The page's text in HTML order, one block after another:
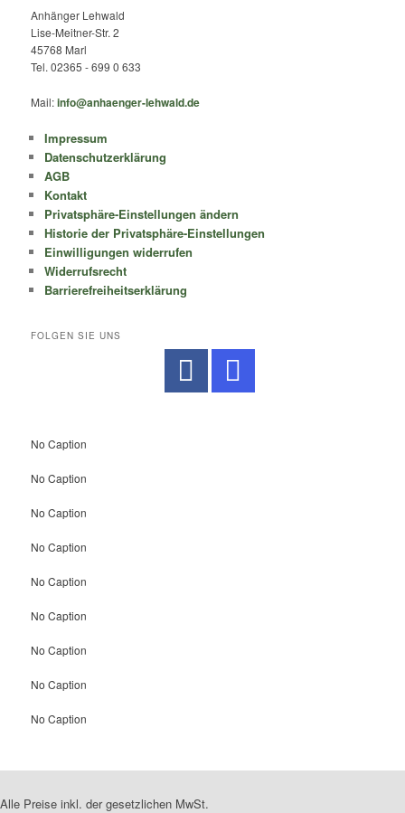
Anhänger Lehwald
Lise-Meitner-Str. 2
45768 Marl
Tel. 02365 - 699 0 633
Mail:info@anhaenger-lehwald.de
Impressum
Datenschutzerklärung
AGB
Kontakt
Privatsphäre-Einstellungen ändern
Historie der Privatsphäre-Einstellungen
Einwilligungen widerrufen
Widerrufsrecht
Barrierefreiheitserklärung
FOLGEN SIE UNS
No Caption
No Caption
No Caption
No Caption
No Caption
No Caption
No Caption
No Caption
No Caption
Alle Preise inkl. der gesetzlichen MwSt.